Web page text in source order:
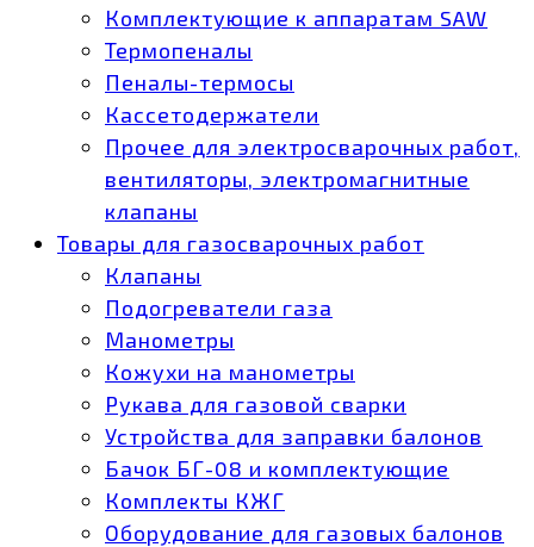
Комплектующие к аппаратам SAW
Термопеналы
Пеналы-термосы
Кассетодержатели
Прочее для электросварочных работ,
вентиляторы, электромагнитные
клапаны
Товары для газосварочных работ
Клапаны
Подогреватели газа
Манометры
Кожухи на манометры
Рукава для газовой сварки
Устройства для заправки балонов
Бачок БГ-08 и комплектующие
Комплекты КЖГ
Оборудование для газовых балонов